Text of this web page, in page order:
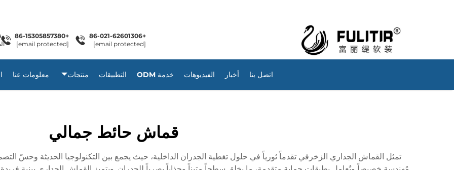
+86-021-62601306
[email protected]
+86-15305857380
[email protected]
معلومات عنا منتجات التطبيقات خدمة ODM الفيديوهات أخبار اتصل بنا
قماش حائط جمالي
تمثل القماش الجداري الزخرفي تقدماً ثورياً في حلول تغطية الجدران الداخلية، حيث يجمع بين التكنولوجيا الحديثة وحسّ